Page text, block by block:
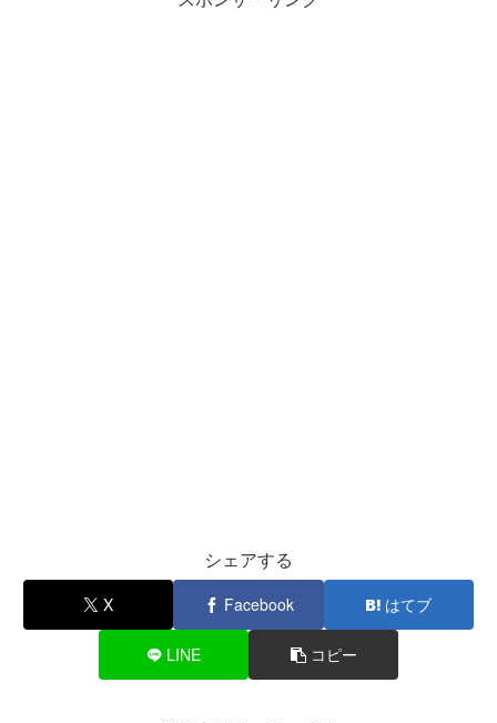
シェアする
X Facebook はてブ
LINE コピー